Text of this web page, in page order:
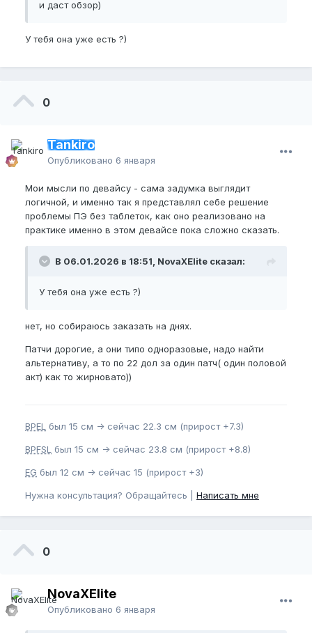
и даст обзор)
У тебя она уже есть ?)
0
Tankiro
Опубликовано 6 января
Мои мысли по девайсу - сама задумка выглядит
логичной, и именно так я представлял себе решение
проблемы ПЭ без таблеток, как оно реализовано на
практике именно в этом девайсе пока сложно сказать.
В 06.01.2026 в 18:51, NovaXElite сказал:
У тебя она уже есть ?)
нет, но собираюсь заказать на днях.
Патчи дорогие, а они типо одноразовые, надо найти
альтернативу, а то по 22 дол за один патч( один половой
акт) как то жирновато))
BPEL был 15 см -> сейчас 22.3 см (прирост +7.3)
BPFSL был 15 см -> сейчас 23.8 см (прирост +8.8)
EG был 12 см -> сейчас 15 (прирост +3)
Нужна консультация? Обращайтесь | Написать мне
0
NovaXElite
Опубликовано 6 января